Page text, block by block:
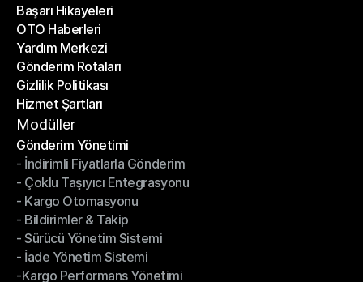
Son Bloglar
Başarı Hikayeleri
Başarı Hikayeleri
OTO Haberleri
OTO Haberleri
Yardım Merkezi
Yardım Merkezi
Gönderim Rotaları
Gönderim Rotaları
Gizlilik Politikası
Gizlilik Politikası
Hizmet Şartları
Hizmet Şartları
Modüller
Gönderim Yönetimi
Gönderim Yönetimi
- İndirimli Fiyatlarla Gönderim
- İndirimli Fiyatlarla Gönderim
- Çoklu Taşıyıcı Entegrasyonu
- Çoklu Taşıyıcı Entegrasyonu
- Kargo Otomasyonu
- Kargo Otomasyonu
- Bildirimler & Takip
- Bildirimler & Takip
- Sürücü Yönetim Sistemi
- Sürücü Yönetim Sistemi
- İade Yönetim Sistemi
- İade Yönetim Sistemi
-Kargo Performans Yönetimi